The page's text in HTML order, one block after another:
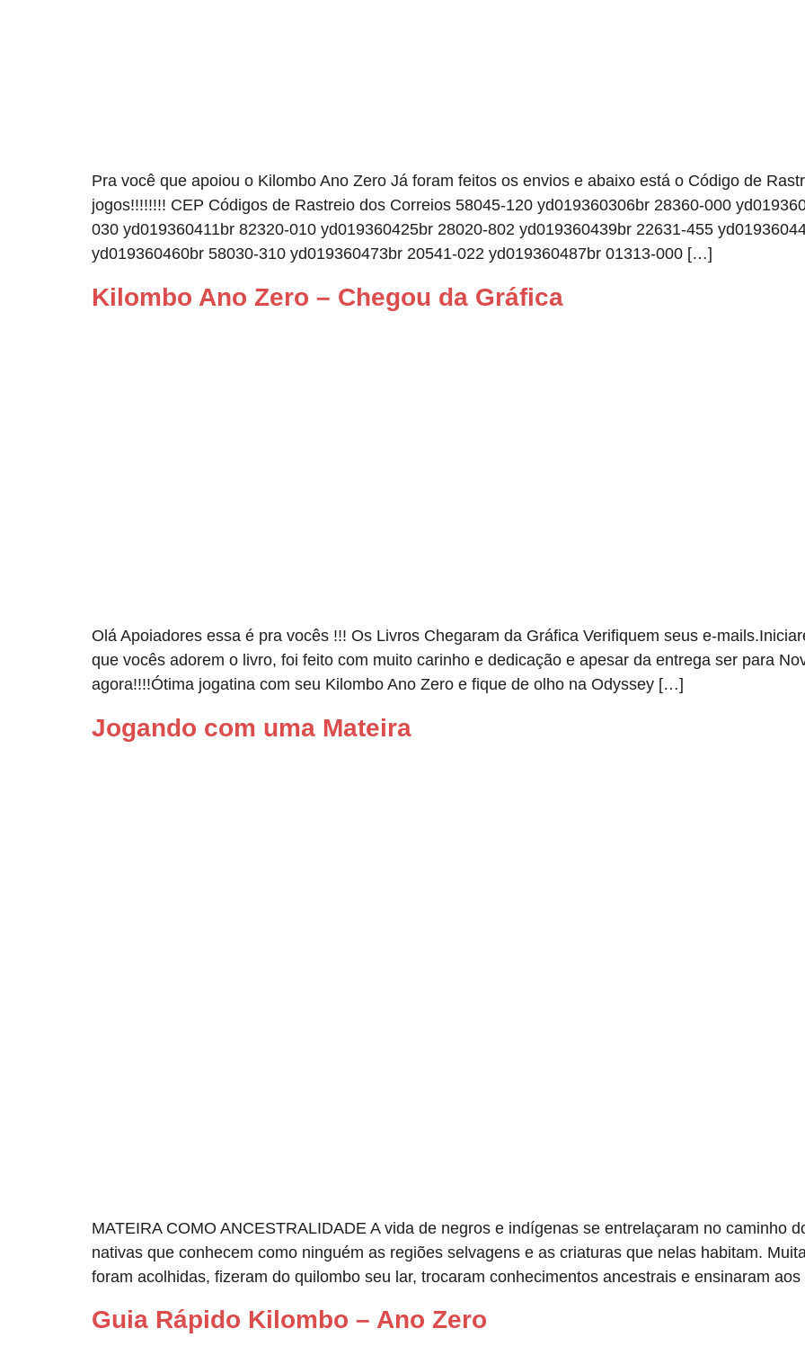
Pra você que apoiou o Kilombo Ano Zero Já foram feitos os envios e abaixo está o Código de
jogos!!!!!!!! CEP Códigos de Rastreio dos Correios 58045-120 yd019360306br 28360-000
030 yd019360411br 82320-010 yd019360425br 28020-802 yd019360439br 22631-455
yd019360460br 58030-310 yd019360473br 20541-022 yd019360487br 01313-000 […]
Kilombo Ano Zero – Chegou da Gráfica
Olá Apoiadores essa é pra vocês !!! Os Livros Chegaram da Gráfica Verifiquem seus e-
que vocês adorem o livro, foi feito com muito carinho e dedicação e apesar da entrega ser para
agora!!!!Ótima jogatina com seu Kilombo Ano Zero e fique de olho na Odyssey […]
Jogando com uma Mateira
MATEIRA COMO ANCESTRALIDADE A vida de negros e indígenas se entrelaçaram no caminho
nativas que conhecem como ninguém as regiões selvagens e as criaturas que nelas habitam.
foram acolhidas, fizeram do quilombo seu lar, trocaram conhecimentos ancestrais e ensinaram
Guia Rápido Kilombo – Ano Zero